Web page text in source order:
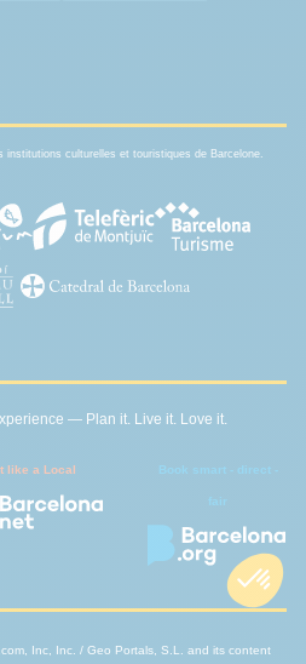
institutions culturelles et touristiques de Barcelone.
— Plan it. Live it. Love it.
like a Local Book smart - direct -
fair
Inc, Inc. / Geo Portals, S.L. and its content